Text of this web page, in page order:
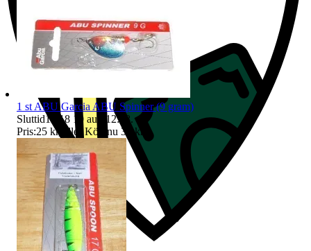
1 st ABU Garcia ABU Spinner (9 gram)
Sluttid12:18 10 aug 12:18.
Pris:25 kr Eller Köp nu 35 kr